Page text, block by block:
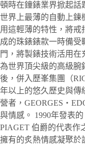
頓時在鐘錶業界掀起話
世界上最薄的自動上鍊
用這輕薄的特性，將戒
成的珠錶錶款一時備受
門，將製錶技術活用
為世界頂尖級的高級腕
後，併入歷峯集團（
年以上的悠久歷史與傳
營者，GEORGES・
與情感。 1990年發表
PIAGET 伯爵的代表作
擁有的炙熱情感凝聚於